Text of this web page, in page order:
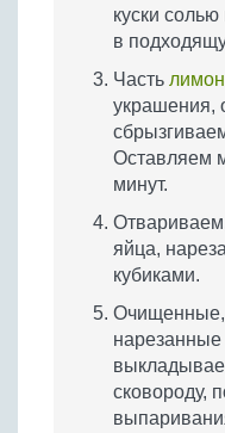
куски
в
Часть
украшения,
Оставляем
минут.
яйца,
кубиками.
сковороду,